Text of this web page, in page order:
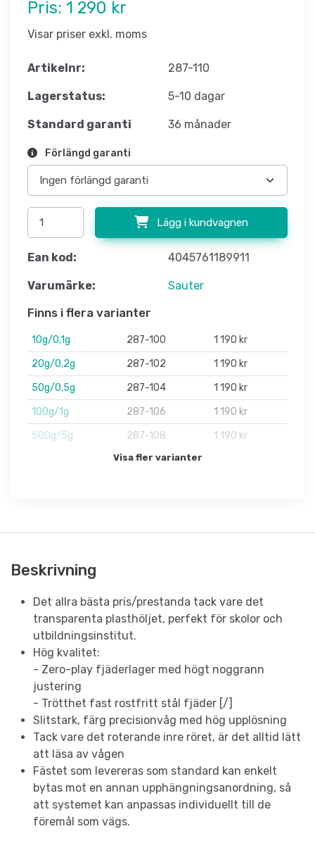
Pris: 1 290 kr
Visar priser exkl. moms
Artikelnr: 287-110
Lagerstatus: 5-10 dagar
Standard garanti 36 månader
Förlängd garanti
Lägg i kundvagnen
Ean kod: 4045761189911
Varumärke: Sauter
Finns i flera varianter
10g/0,1g 287-100
1 190 kr
20g/0,2g
287-102
1 190 kr
50g/0,5g
287-104
1 190 kr
100g/1g
287-106
1 190 kr
500g/5g
287-108 1 190 kr
Visa fler varianter
Beskrivning
Det allra bästa pris/prestanda tack vare det
transparenta plasthöljet, perfekt för skolor och
utbildningsinstitut.
Hög kvalitet:
- Zero-play fjäderlager med högt noggrann
justering
- Trötthet fast rostfritt stål fjäder [/]
Slitstark, färg precisionvåg med hög upplösning
Tack vare det roterande inre röret, är det alltid lätt
att läsa av vågen
Fästet som levereras som standard kan enkelt
bytas mot en annan upphängningsanordning, så
att systemet kan anpassas individuellt till de
föremål som vägs.